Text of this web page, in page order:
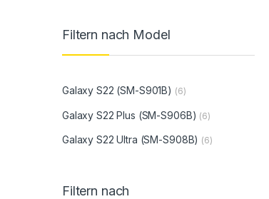
Filtern nach Model
Galaxy S22 (SM-S901B) (6)
Galaxy S22 Plus (SM-S906B) (6)
Galaxy S22 Ultra (SM-S908B) (6)
Filtern nach